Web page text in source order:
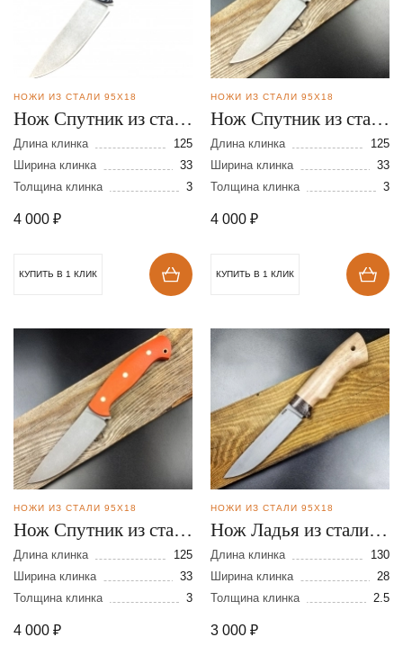
НОЖИ ИЗ СТАЛИ 95Х18
Нож Спутник из стали
95Х18
Длина клинка
125
Ширина клинка
33
Толщина клинка
3
4 000 ₽
КУПИТЬ В 1 КЛИК
НОЖИ ИЗ СТАЛИ 95Х18
Нож Спутник из стали
95Х18
Длина клинка
125
Ширина клинка
33
Толщина клинка
3
4 000 ₽
КУПИТЬ В 1 КЛИК
НОЖИ ИЗ СТАЛИ 95Х18
Нож Спутник из стали
95Х18
Длина клинка
125
Ширина клинка
33
Толщина клинка
3
4 000 ₽
НОЖИ ИЗ СТАЛИ 95Х18
Нож Ладья из стали
95Х18
Длина клинка
130
Ширина клинка
28
Толщина клинка
2.5
3 000 ₽